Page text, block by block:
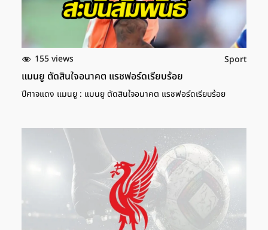
155 views Sport
แมนยู ตัดสินใจอนาคต แรชฟอร์ดเรียบร้อย
ปีศาจแดง แมนยู : แมนยู ตัดสินใจอนาคต แรชฟอร์ดเรียบร้อย